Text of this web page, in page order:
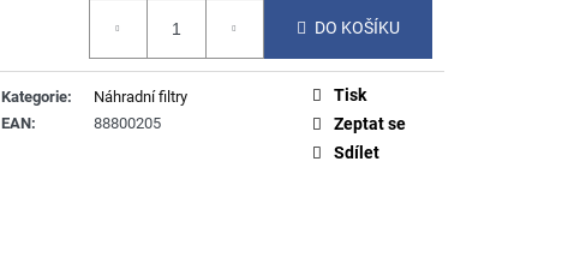
DO KOŠÍKU
Kategorie:
Náhradní filtry
EAN: 88800205
Tisk
Zeptat se
Sdílet